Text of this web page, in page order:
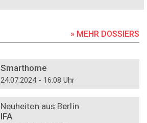
» MEHR DOSSIERS
Smarthome
24.07.2024 - 16:08 Uhr
Neuheiten aus Berlin
IFA